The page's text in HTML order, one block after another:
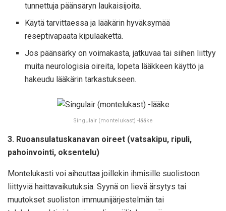
tunnettuja päänsäryn laukaisijoita.
Käytä tarvittaessa ja lääkärin hyväksymää
reseptivapaata kipulääkettä.
Jos päänsärky on voimakasta, jatkuvaa tai siihen liittyy
muita neurologisia oireita, lopeta lääkkeen käyttö ja
hakeudu lääkärin tarkastukseen.
Singulair (montelukast) -lääke
3. Ruoansulatuskanavan oireet (vatsakipu, ripuli,
pahoinvointi, oksentelu)
Montelukasti voi aiheuttaa joillekin ihmisille suolistoon
liittyviä haittavaikutuksia. Syynä on lievä ärsytys tai
muutokset suoliston immuunijärjestelmän tai